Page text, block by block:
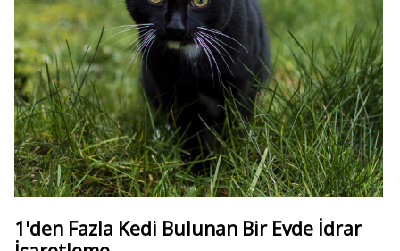
1'den Fazla Kedi Bulunan Bir Evde İdrar